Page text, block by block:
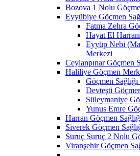
Bozova 1 Nolu
Eyyübiye Göçmen
Fatma Zehra
Hayat El
Eyyüp Nebi
Merkezi
Ceylanpınar Göçmen
Haliliye Göçmen
Göçmen
Devteşti
Süleymaniye
Yunus Emre
Harran Göçmen
Siverek Göçmen
Suruç Suruç 2 Nolu
Viranşehir Göçmen